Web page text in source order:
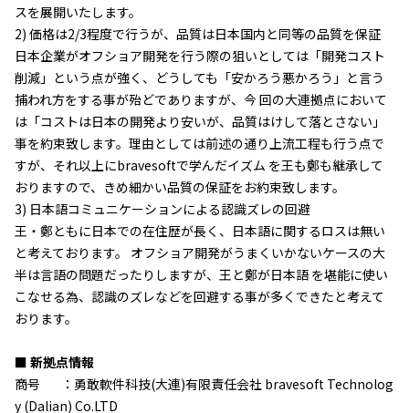
スを展開いたします。
2) 価格は2/3程度で行うが、品質は日本国内と同等の品質を保証
日本企業がオフショア開発を行う際の狙いとしては「開発コスト
削減」という点が強く、どうしても「安かろう悪かろう」と言う
捕われ方をする事が殆どでありますが、今 回の大連拠点において
は「コストは日本の開発より安いが、品質はけして落とさない」
事を約束致します。理由としては前述の通り上流工程も行う点で
すが、それ以上にbravesoftで学んだイズム を王も鄭も継承して
おりますので、きめ細かい品質の保証をお約束致します。
3) 日本語コミュニケーションによる認識ズレの回避
王・鄭ともに日本での在住歴が長く、日本語に関するロスは無い
と考えております。 オフショア開発がうまくいかないケースの大
半は言語の問題だったりしますが、王と鄭が日本語 を堪能に使い
こなせる為、認識のズレなどを回避する事が多くできたと考えて
おります。
■ 新拠点情報
商号 ：勇敢軟件科技(大連)有限責任会社 bravesoft Technolog
y (Dalian) Co.LTD